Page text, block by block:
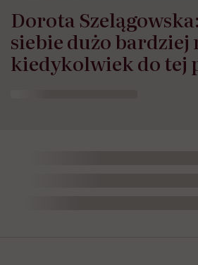
Dorota
siebie dużo bardziej
kiedykolwiek do tej